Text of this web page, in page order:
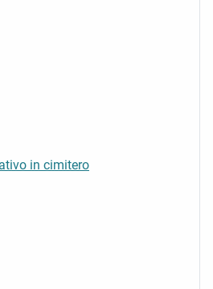
in cimitero